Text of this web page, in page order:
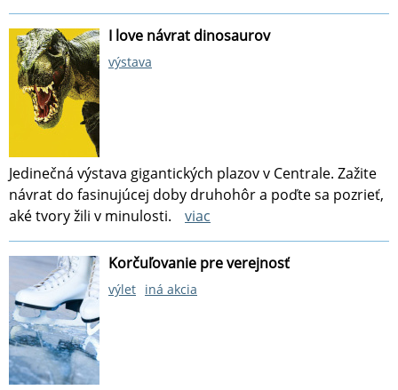
I love návrat dinosaurov
výstava
Jedinečná výstava gigantických plazov v Centrale. Zažite
návrat do fasinujúcej doby druhohôr a poďte sa pozrieť,
aké tvory žili v minulosti.
viac
Korčuľovanie pre verejnosť
výlet iná akcia